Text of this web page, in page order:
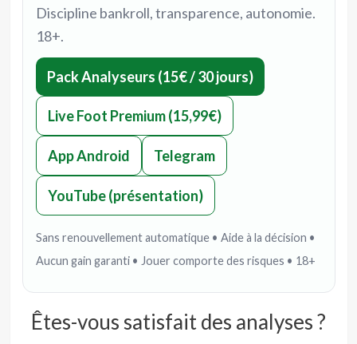
Discipline bankroll, transparence, autonomie.
18+.
Pack Analyseurs (15€ / 30 jours)
Live Foot Premium (15,99€)
App Android Telegram
YouTube (présentation)
Sans renouvellement automatique • Aide à la décision •
Aucun gain garanti • Jouer comporte des risques • 18+
Êtes-vous satisfait des analyses ?